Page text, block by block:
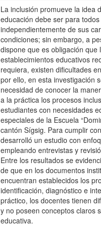
La inclusión promueve la idea
educación debe ser para
independientemente de sus
condiciones; sin embargo, a
dispone que es obligación que
establecimientos educativos
requiera, existen dificultades
por ello, en esta investigación
necesidad de conocer la
a la práctica los procesos
estudiantes con necesidades
especiales de la Escuela
cantón Sígsig. Para cumplir
desarrolló un estudio con
empleando entrevistas y
Entre los resultados se
de que en los documentos
encuentran establecidos los
identificación, diagnóstico e
práctico, los docentes tienen
y no poseen conceptos claros
educativa.